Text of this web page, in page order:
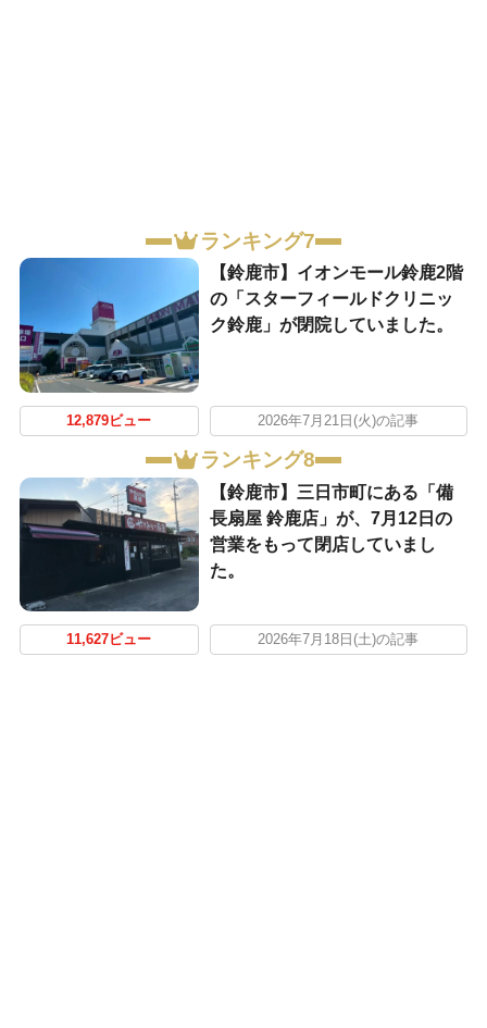
ランキング7
【鈴鹿市】イオンモール鈴鹿2階
の「スターフィールドクリニッ
ク鈴鹿」が閉院していました。
12,879ビュー 2026年7月21日(火)の記事
ランキング8
【鈴鹿市】三日市町にある「備
長扇屋 鈴鹿店」が、7月12日の
営業をもって閉店していまし
た。
11,627ビュー 2026年7月18日(土)の記事